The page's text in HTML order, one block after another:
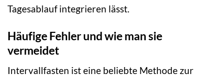
Tagesablauf integrieren lässt.
Häufige Fehler und wie man sie
vermeidet
Intervallfasten ist eine beliebte Methode zur